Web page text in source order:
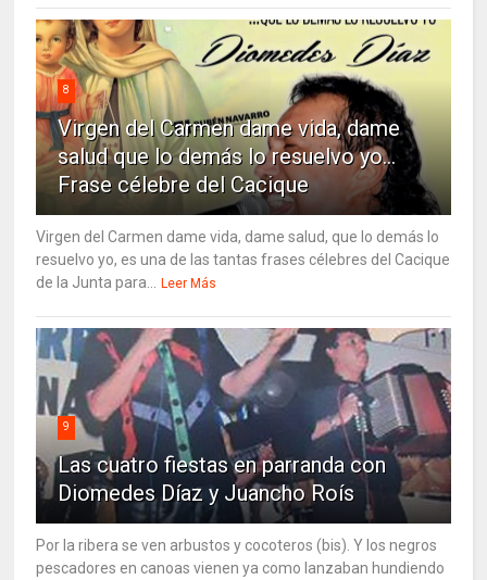
8
Virgen del Carmen dame vida, dame
salud que lo demás lo resuelvo yo…
Frase célebre del Cacique
Virgen del Carmen dame vida, dame salud, que lo demás lo
resuelvo yo, es una de las tantas frases célebres del Cacique
de la Junta para...
Leer Más
9
Las cuatro fiestas en parranda con
Diomedes Díaz y Juancho Roís
Por la ribera se ven arbustos y cocoteros (bis). Y los negros
pescadores en canoas vienen ya como lanzaban hundiendo